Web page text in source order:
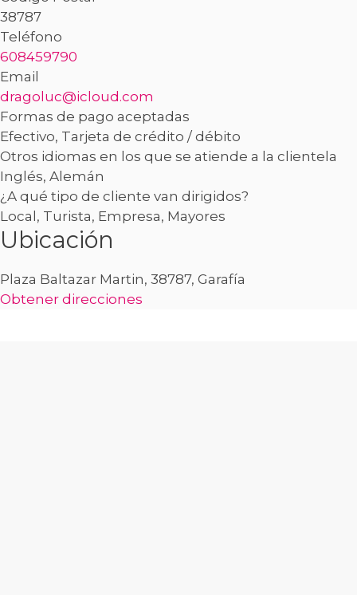
38787
Teléfono
608459790
Email
dragoluc@icloud.com
Formas de pago aceptadas
Efectivo, Tarjeta de crédito / débito
Otros idiomas en los que se atiende a la clientela
Inglés, Alemán
¿A qué tipo de cliente van dirigidos?
Local, Turista, Empresa, Mayores
Ubicación
Plaza Baltazar Martin, 38787, Garafía
Obtener direcciones